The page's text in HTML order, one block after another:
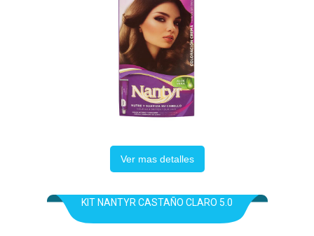
Ver mas detalles
KIT NANTYR CASTAÑO CLARO 5.0